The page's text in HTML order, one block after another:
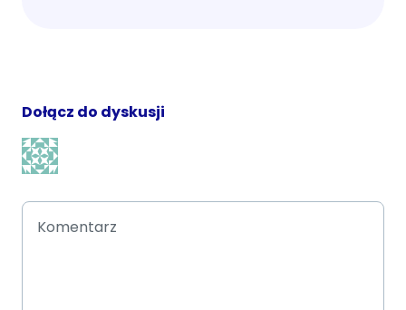
Dołącz do dyskusji